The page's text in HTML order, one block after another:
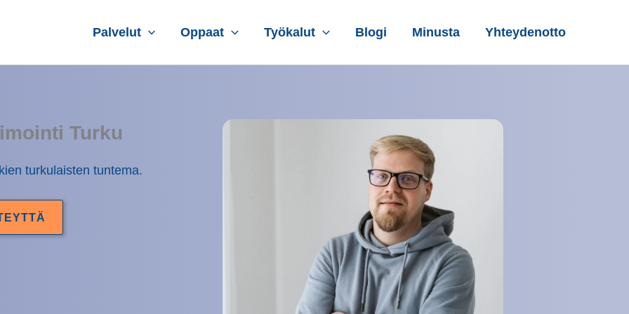
Palvelut Oppaat Työkalut Blogi Minusta Yhteydenotto
Turku
turkulaisten tuntema.